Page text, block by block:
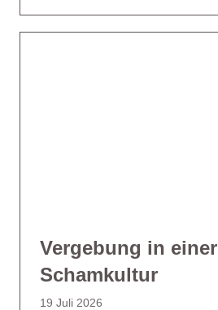
Vergebung in einer
Schamkultur
19 Juli 2026